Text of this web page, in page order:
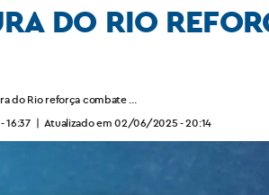
DO RIO
do Rio reforça combate à corrupção com Central 1746
16:37 | Atualizado em 02/06/2025 - 20:14